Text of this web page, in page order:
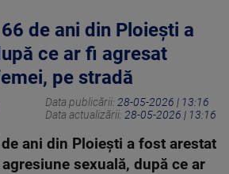
de ani din Ploiești a
ce ar fi agresat
pe stradă
Data publicării: 28-05-2026 | 13:16
Data actualizării: 28-05-2026 | 13:16
ani din Ploiești a fost arestat
sexuală, după ce ar